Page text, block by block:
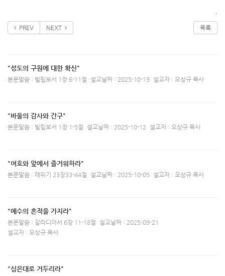
.
PREV NEXT 목록
"성도의 구원에 대한 확신"
본문말씀 : 빌립보서 1장 6-11절 설교날짜 : 2025-10-19 설교자 : 오상규 목사
"바울의 감사와 간구"
본문말씀 : 빌립보서 1장 1-5절 설교날짜 : 2025-10-12 설교자 : 오상규 목사
"여호와 앞에서 즐거워하라"
본문말씀 : 레위기 23장33-44절 설교날짜 : 2025-10-05 설교자 : 오상규 목사
"예수의 흔적을 가지라"
본문말씀 : 갈라디아서 6장 11-18절
설교날짜 : 2025-09-21
설교자 : 오상규 목사
"심은대로 거두리라"